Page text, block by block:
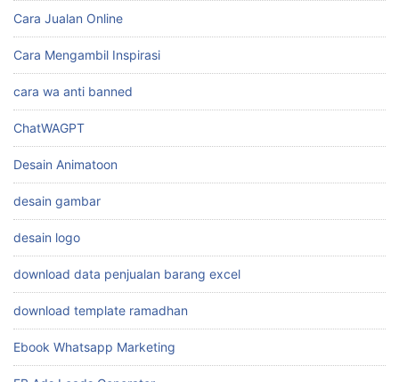
Cara Jualan Online
Cara Mengambil Inspirasi
cara wa anti banned
ChatWAGPT
Desain Animatoon
desain gambar
desain logo
download data penjualan barang excel
download template ramadhan
Ebook Whatsapp Marketing